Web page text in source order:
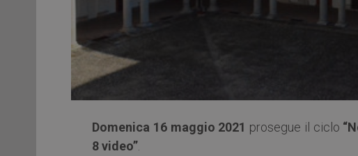
Domenica 16 maggio 2021 prosegue il ciclo
8 video”